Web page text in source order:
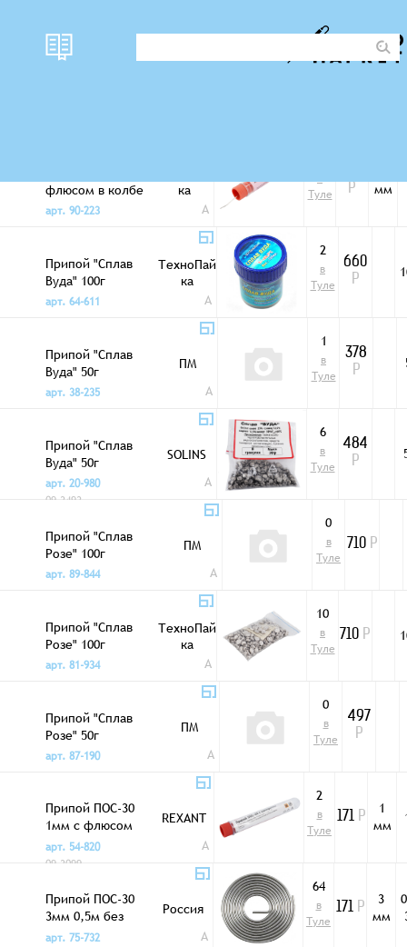
флюсом в колбе
ка
арт. 90-223
A
в
Туле
Р
мм
Припой "Сплав
Вуда" 100г
ТехноПай
ка
арт. 64-611
A
2
в
Туле
660
Р
Припой "Сплав
Вуда" 50г
ПМ
арт. 38-235
A
1
в
Туле
378
Р
Припой "Сплав
Вуда" 50г
SOLINS
арт. 20-980
09-3493
A
6
в
Туле
484
Р
Припой "Сплав
Розе" 100г
ПМ
арт. 89-844
A
0
в
Туле
710 Р
Припой "Сплав
Розе" 100г
ТехноПай
ка
арт. 81-934
A
10
в
Туле
710 Р
Припой "Сплав
Розе" 50г
ПМ
арт. 87-190
A
0
в
Туле
497
Р
Припой ПОС-30
1мм с флюсом
10г в колбе
REXANT
арт. 54-820
09-3099
A
2
в
Туле
171 Р
1
мм
Припой ПОС-30
3мм 0,5м без
упаковки
Россия
арт. 75-732
A
64
в
Туле
171 Р
3
мм